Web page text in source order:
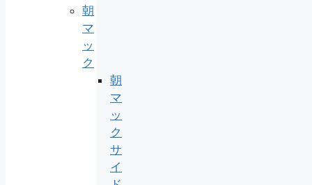
朝
マ
ッ
ク
朝
マ
ッ
ク
サ
イ